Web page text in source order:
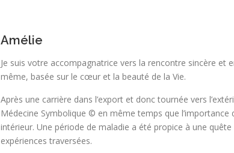
Amélie
Je suis votre accompagnatrice vers la rencontre sincère et
même, basée sur le cœur et la beauté de la Vie.
Après une carrière dans l’export et donc tournée vers
Médecine Symbolique © en même temps que l’importance
intérieur. Une période de maladie a été propice à une quête
expériences traversées.